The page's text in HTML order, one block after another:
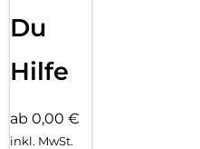
Du
Hilfe
ab 0,00 €
inkl. MwSt.